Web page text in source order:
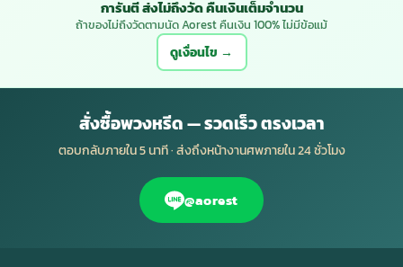
การันตี ส่งไม่ถึงวัด คืนเงินเต็มจำนวน
ถ้าของไม่ถึงวัดตามนัด Aorest คืนเงิน 100% ไม่มีข้อแม้
ดูเงื่อนไข →
สั่งซื้อพวงหรีด — รวดเร็ว ตรงเวลา
ตอบกลับภายใน 5 นาที · ส่งถึงหน้างานศพภายใน 24 ชั่วโมง
@aorest